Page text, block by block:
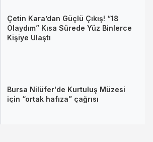
Çetin Kara’dan Güçlü Çıkış! “18
Olaydım” Kısa Sürede Yüz Binlerce
Kişiye Ulaştı
Bursa Nilüfer'de Kurtuluş Müzesi
için “ortak hafıza” çağrısı